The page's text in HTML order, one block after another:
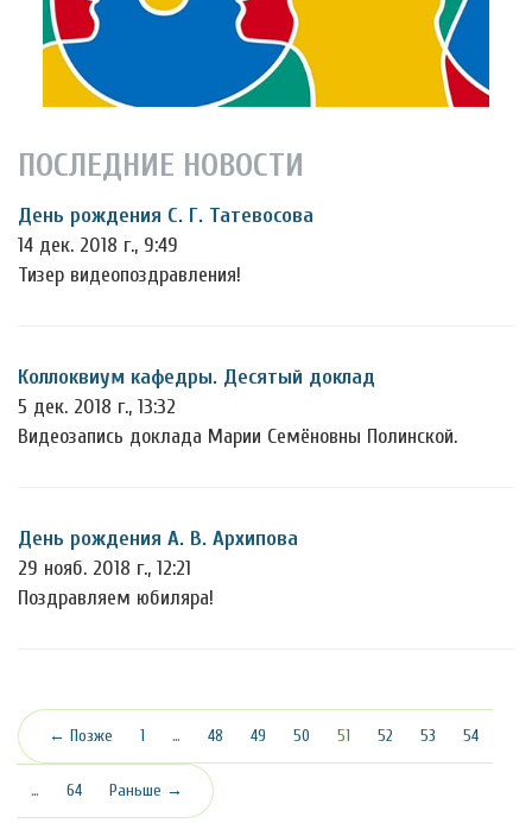
ПОСЛЕДНИЕ НОВОСТИ
День рождения С. Г. Татевосова
14 дек. 2018 г., 9:49
Тизер видеопоздравления!
Коллоквиум кафедры. Десятый доклад
5 дек. 2018 г., 13:32
Видеозапись доклада Марии Семёновны Полинской.
День рождения А. В. Архипова
29 нояб. 2018 г., 12:21
Поздравляем юбиляра!
← Позже 1 … 48 49 50 51 (текущая)
52 53 54
… 64 Раньше →